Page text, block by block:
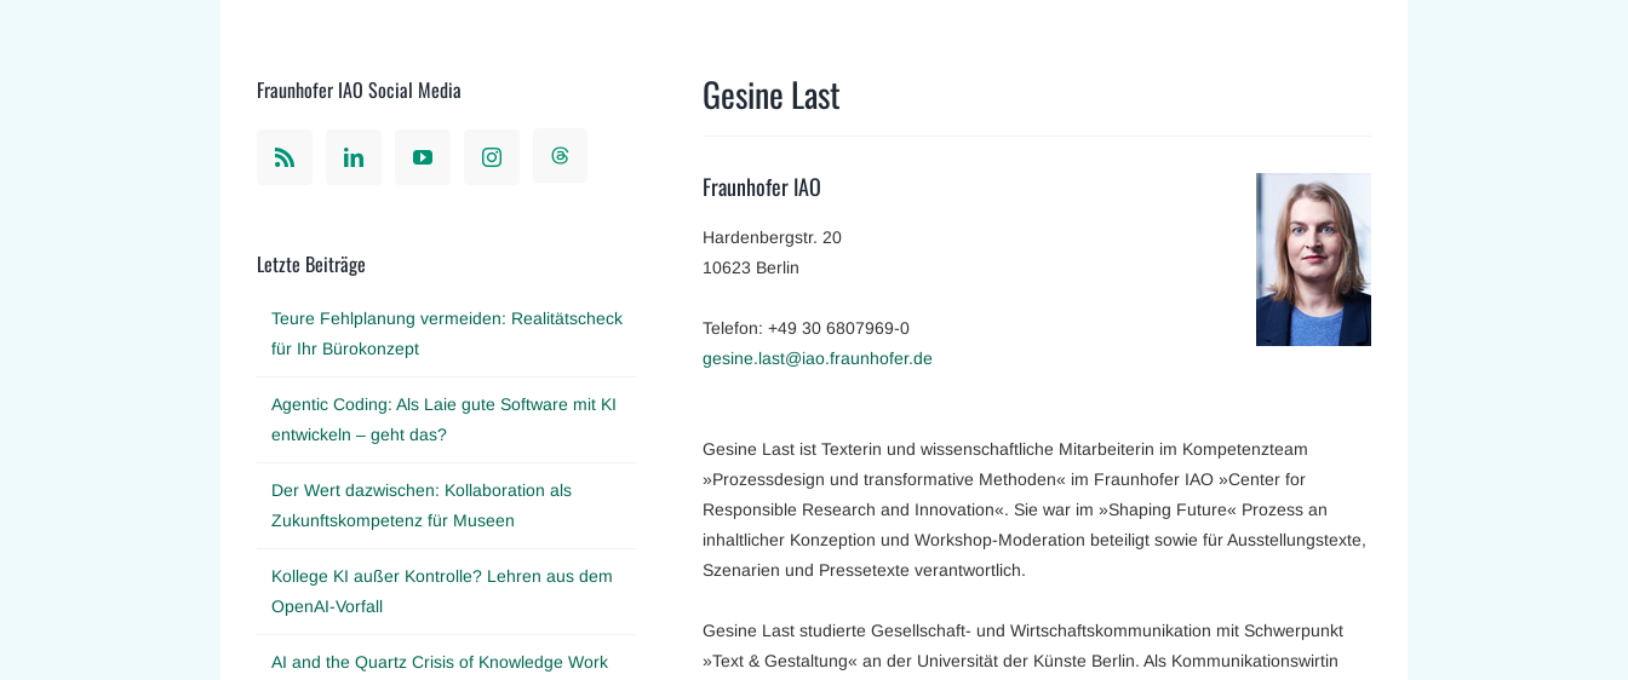
Gesine Last
Fraunhofer IAO
Hardenbergstr. 20
10623 Berlin
Telefon: +49 30 6807969-0
gesine.last@iao.fraunhofer.de
Gesine Last ist Texterin und wissenschaftliche Mitarbeiterin im Kompetenzteam
»Prozessdesign und transformative Methoden« im Fraunhofer IAO »Center for
Responsible Research and Innovation«. Sie war im »Shaping Future« Prozess an
inhaltlicher Konzeption und Workshop-Moderation beteiligt sowie für Ausstellungstexte,
Szenarien und Pressetexte verantwortlich.
Gesine Last studierte Gesellschaft- und Wirtschaftskommunikation mit Schwerpunkt
»Text & Gestaltung« an der Universität der Künste Berlin. Als Kommunikationswirtin
Fraunhofer IAO Social Media
Letzte Beiträge
Teure Fehlplanung vermeiden: Realitätscheck
für Ihr Bürokonzept
Agentic Coding: Als Laie gute Software mit KI
entwickeln – geht das?
Der Wert dazwischen: Kollaboration als
Zukunftskompetenz für Museen
Kollege KI außer Kontrolle? Lehren aus dem
OpenAI-Vorfall
AI and the Quartz Crisis of Knowledge Work